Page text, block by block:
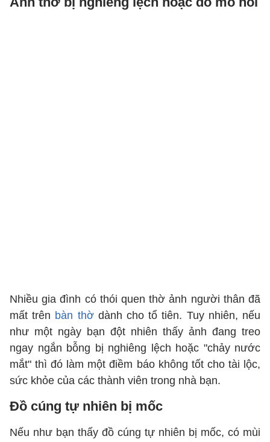
Nhiều gia đình có thói quen thờ ảnh người thân đã
mất trên bàn thờdành cho tổ tiên. Tuy nhiên, nếu
như một ngày bạn đột nhiên thấy ảnh đang treo
ngay ngắn bỗng bị nghiêng lệch hoặc "chảy nước
mắt" thì đó làm một điềm báo không tốt cho tài lộc,
sức khỏe của các thành viên trong nhà bạn.
Đồ cúng tự nhiên bị mốc
Nếu như bạn thấy đồ cúng tự nhiên bị mốc, có mùi